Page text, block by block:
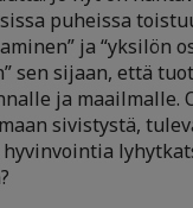
puheissa
ja “yksilön
sen sijaan, että
ja maailmalle.
sivistystä,